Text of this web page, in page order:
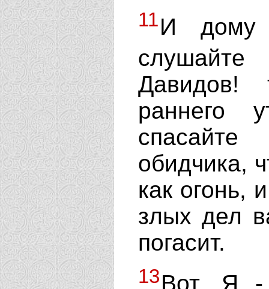
11И дому
Давидов!
раннего
обидчика,
как огонь,
злых дел
погасит.
13Вот, Я -